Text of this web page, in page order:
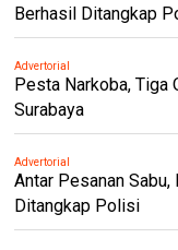
Berhasil Ditangkap
Advertorial
Pesta Narkoba, Tiga
Surabaya
Advertorial
Antar Pesanan
Ditangkap Polisi